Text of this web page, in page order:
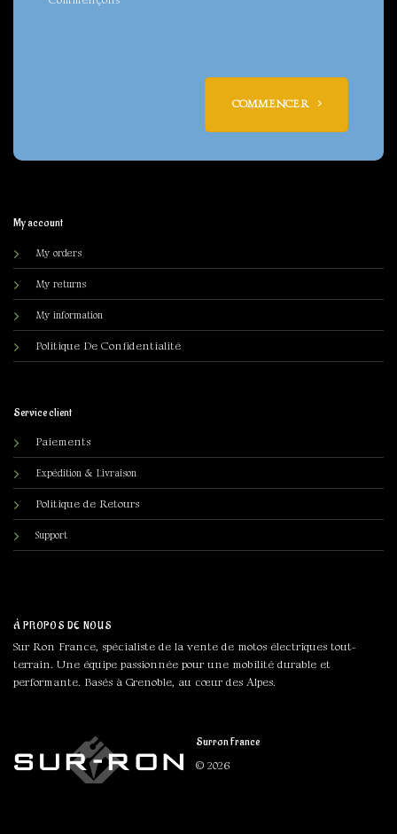
COMMENCER
My account
My orders
My returns
My information
Politique De Confidentialité
Service client
Paiements
Expédition & Livraison
Politique de Retours
Support
À PROPOS DE NOUS
Sur Ron France, spécialiste de la vente de motos électriques tout-
terrain. Une équipe passionnée pour une mobilité durable et
performante. Basés à Grenoble, au cœur des Alpes.
Surron France
© 2026